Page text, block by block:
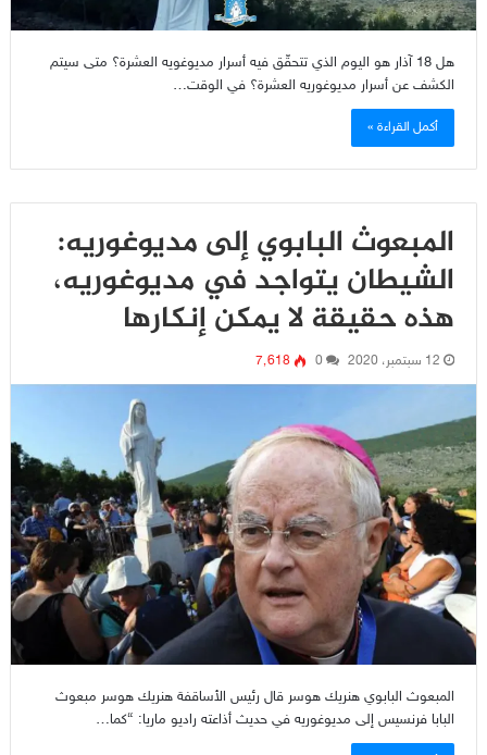
هل 18 آذار هو اليوم الذي تتحقّق فيه أسرار مديوغويه العشرة؟ متى سيتم
الكشف عن أسرار مديوغوريه العشرة؟ في الوقت…
أكمل القراءة »
المبعوث البابوي إلى مديوغوريه:
الشيطان يتواجد في مديوغوريه،
هذه حقيقة لا يمكن إنكارها
12 سبتمبر، 2020 0 7٬618
المبعوث البابوي هنريك هوسر قال رئيس الأساقفة هنريك هوسر مبعوث
البابا فرنسيس إلى مديوغوريه في حديث أذاعته راديو ماريا: “كما…